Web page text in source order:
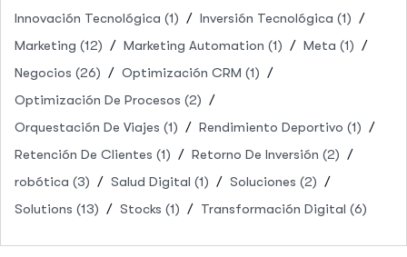
Innovación Tecnológica (1) Inversión Tecnológica (1)
Marketing (12) Marketing Automation (1) Meta (1)
Negocios (26) Optimización CRM (1)
Optimización De Procesos (2)
Orquestación De Viajes (1) Rendimiento Deportivo (1)
Retención De Clientes (1) Retorno De Inversión (2)
robótica (3) Salud Digital (1) Soluciones (2)
Solutions (13) Stocks (1) Transformación Digital (6)